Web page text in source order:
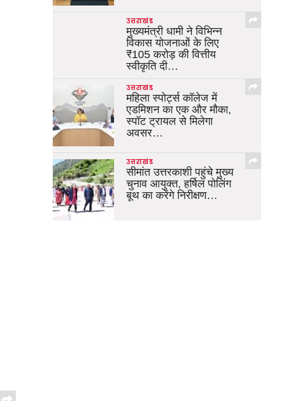
उत्तराखंड
मुख्यमंत्री धामी ने विभिन्न
विकास योजनाओं के लिए
₹105 करोड़ की वित्तीय
स्वीकृति दी…
उत्तराखंड
महिला स्पोर्ट्स कॉलेज में
एडमिशन का एक और मौका,
स्पॉट ट्रायल से मिलेगा
अवसर…
उत्तराखंड
सीमांत उत्तरकाशी पहुंचे मुख्य
चुनाव आयुक्त, हर्षिल पोलिंग
बूथ का करेंगे निरीक्षण…